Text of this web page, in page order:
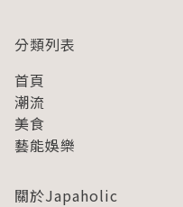
分類列表
首頁
潮流
美食
藝能娛樂
關於Japaholic